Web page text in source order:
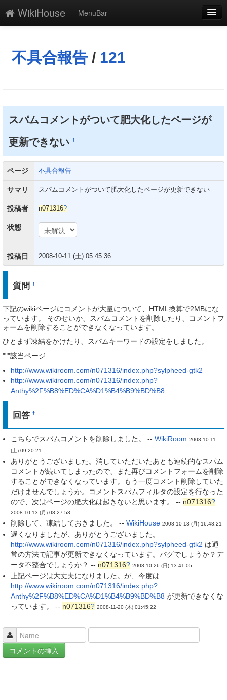
WikiHouse
MenuBar
添付
最終更新
一覧
単語検索
不具合報告 / 121
スパムコメントがついて肥大化したページが
更新できない†
ページ 不具合報告
サマリ スパムコメントがついて肥大化したページが更新できない
投稿者 n071316?
状態
投稿日 2008-10-11 (土) 05:45:36
質問†
下記のwikiページにコメントが大量について、HTML換算で2MBにな
っています。 そのせいか、スパムコメントを削除したり、コメントフ
ォームを削除することができなくなっています。
ひとまず凍結をかけたり、スパムキーワードの設定をしました。
"""該当ページ
http://www.wikiroom.com/n071316/index.php?sylpheed-gtk2
http://www.wikiroom.com/n071316/index.php?
Anthy%2F%B8%ED%CA%D1%B4%B9%BD%B8
回答†
こちらでスパムコメントを削除しました。 -- WikiRoom 2008-10-11
(土) 09:20:21
ありがとうございました。消していただいたあとも連続的なスパム
コメントが続いてしまったので、また再びコメントフォームを削除
することができなくなっています。もう一度コメント削除していた
だけませんでしょうか。コメントスパムフィルタの設定を行なった
ので、次はページの肥大化は起きないと思います。 -- n071316?
2008-10-13 (月) 08:27:53
削除して、凍結しておきました。 -- WikiHouse 2008-10-13 (月) 16:48:21
遅くなりましたが、ありがとうございました。
http://www.wikiroom.com/n071316/index.php?sylpheed-gtk2 は通
常の方法で記事が更新できなくなっています。バグでしょうか？デ
ータ不整合でしょうか？ -- n071316? 2008-10-26 (日) 13:41:05
上記ページは大丈夫になりました。が、今度は
http://www.wikiroom.com/n071316/index.php?
Anthy%2F%B8%ED%CA%D1%B4%B9%BD%B8 が更新できなくな
っています。 -- n071316? 2008-11-20 (木) 01:45:22